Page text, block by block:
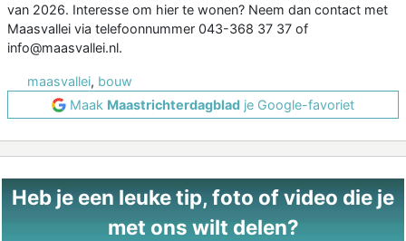
van 2026. Interesse om hier te wonen? Neem dan contact met
Maasvallei via telefoonnummer 043-368 37 37 of
info@maasvallei.nl.
maasvallei, bouw
Maak Maastrichterdagblad je Google-favoriet
Heb je een leuke tip, foto of video die je
met ons wilt delen?